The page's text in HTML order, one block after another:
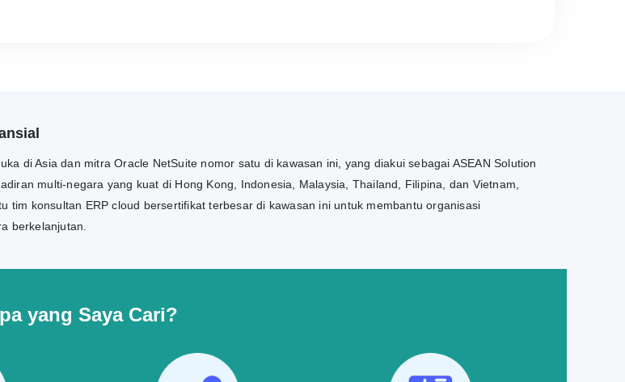
di Asia dan mitra Oracle NetSuite nomor satu di kawasan ini, yang diakui sebagai ASEAN Solution
multi-negara yang kuat di Hong Kong, Indonesia, Malaysia, Thailand, Filipina, dan Vietnam,
konsultan ERP cloud bersertifikat terbesar di kawasan ini untuk membantu organisasi
berkelanjutan.
yang Saya Cari?